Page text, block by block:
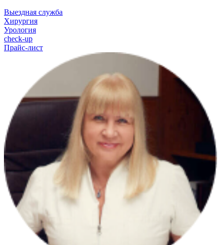
Выездная служба
Хирургия
Урология
check-up
Прайс-лист